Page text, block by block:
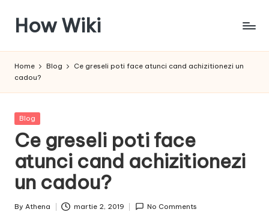
content
How Wiki
pentru
Home Blog
Ce greseli poti face atunci cand achizitionezi un
cadou?
Posted
Blog
Ce greseli poti face
atunci cand achizitionezi
un cadou?
Posted
By Athena martie 2, 2019 No Comments